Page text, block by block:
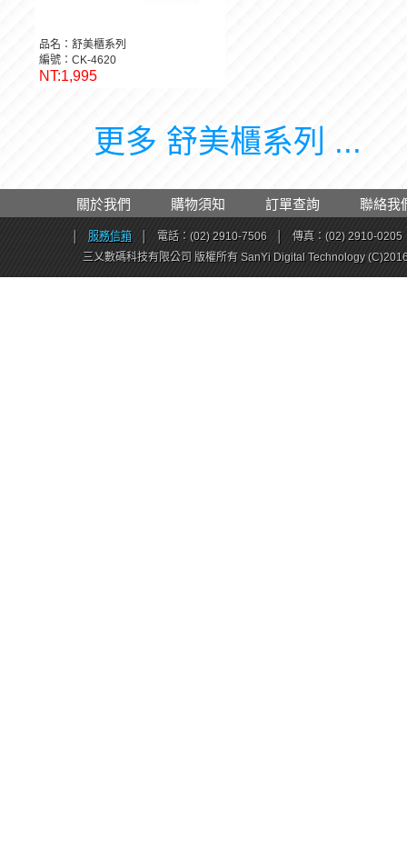
品名：舒美櫃系列
編號：CK-4620
NT:1,995
更多 舒美櫃系列 ...
關於我們 購物須知 訂單查詢 聯絡我
服務信箱 電話：(02) 2910-7506
傳真：(02) 2910-0205
三乂數碼科技有限公司 版權所有 SanYi Digital Technology